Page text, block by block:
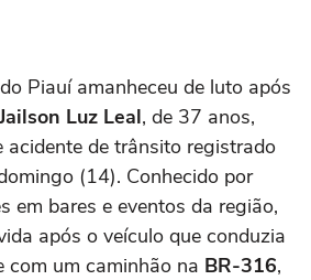
Piauí amanheceu de luto após
Jailson Luz Leal, de 37 anos,
acidente de trânsito registrado
(14). Conhecido por
em bares e eventos da região,
após o veículo que conduzia
com um caminhão na BR-316,